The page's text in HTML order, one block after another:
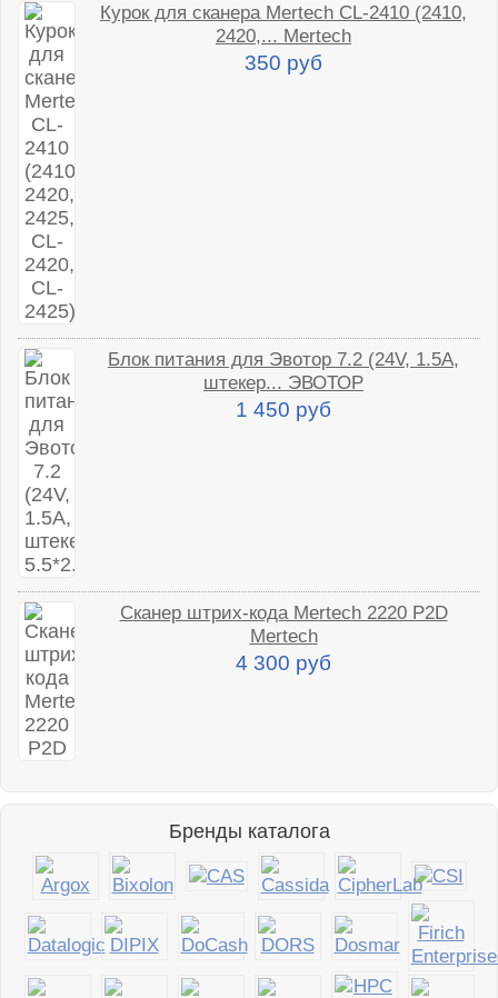
Курок для сканера Mertech CL-2410 (2410,
2420,... Mertech
350 руб
Блок питания для Эвотор 7.2 (24V, 1.5A,
штекер... ЭВОТОР
1 450 руб
Сканер штрих-кода Mertech 2220 P2D
Mertech
4 300 руб
Бренды каталога